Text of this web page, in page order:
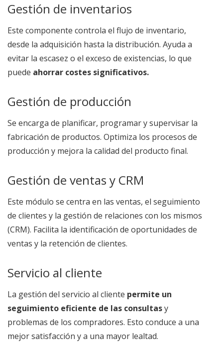
Gestión de inventarios
Este componente controla el flujo de inventario,
desde la adquisición hasta la distribución. Ayuda a
evitar la escasez o el exceso de existencias, lo que
puede ahorrar costes significativos.
Gestión de producción
Se encarga de planificar, programar y supervisar la
fabricación de productos. Optimiza los procesos de
producción y mejora la calidad del producto final.
Gestión de ventas y CRM
Este módulo se centra en las ventas, el seguimiento
de clientes y la gestión de relaciones con los mismos
(CRM). Facilita la identificación de oportunidades de
ventas y la retención de clientes.
Servicio al cliente
La gestión del servicio al cliente permite un
seguimiento eficiente de las consultasy
problemas de los compradores. Esto conduce a una
mejor satisfacción y a una mayor lealtad.